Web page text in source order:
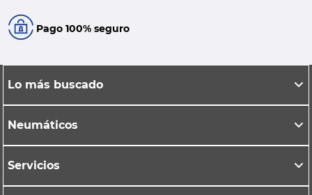
Pago 100% seguro
Lo más buscado
Neumáticos
Servicios